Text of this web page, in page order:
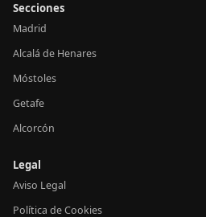
Secciones
Madrid
Alcalá de Henares
Móstoles
Getafe
Alcorcón
Legal
Aviso Legal
Política de Cookies